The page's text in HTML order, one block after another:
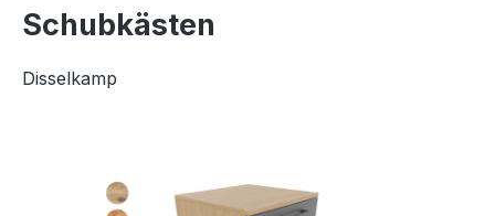
Schubkästen
Disselkamp